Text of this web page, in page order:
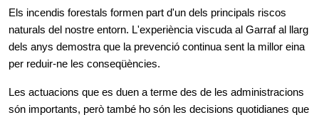
Els incendis forestals formen part d'un dels principals riscos
naturals del nostre entorn. L'experiència viscuda al Garraf al llarg
dels anys demostra que la prevenció continua sent la millor eina
per reduir-ne les conseqüències.
Les actuacions que es duen a terme des de les administracions
són importants, però també ho són les decisions quotidianes que